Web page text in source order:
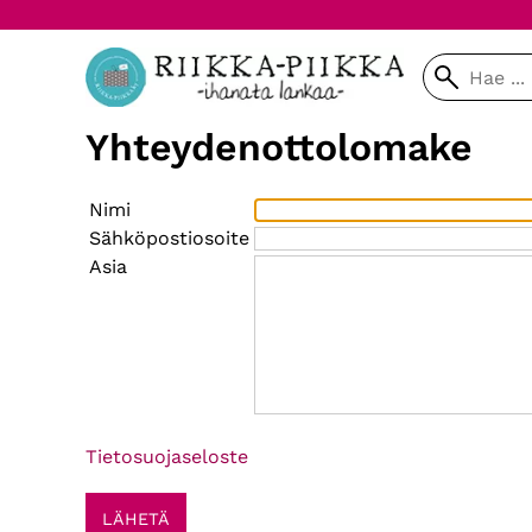
Yhteydenottolomake
Nimi
Sähköpostiosoite
Asia
Tietosuojaseloste